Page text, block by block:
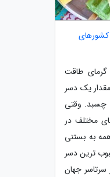
گرمای طاقت
یک دسر
وقتی
مختلف در
به بستنی
ترین دسر
جهان